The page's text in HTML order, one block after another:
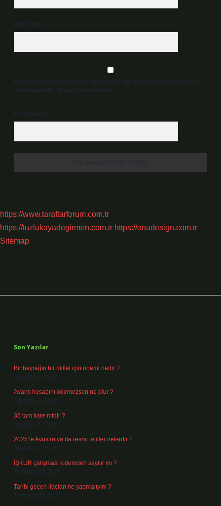
Web Sitesi
Daha sonraki yorumlarımda kullanılması için adım, e-posta adresim ve
site adresim bu tarayıcıya kaydedilsin.
6 + 2 kaçtır? *
https://www.taraftarforum.com.tr
https://tuzlukayadegirmen.com.tr https://onadesign.com.tr
Sitemap
Son Yazılar
Bir bayrağın bir millet için önemi nedir ?
Ağustos 6, 2026
Avans hesabını ödemezsen ne olur ?
Ağustos 4, 2026
36 tam kare midir ?
Ağustos 3, 2026
2025’te Avustralya’da resmi tatiller nelerdir ?
Ağustos 3, 2026
İŞKUR çalışması kıdemden sayılır mı ?
Temmuz 30, 2026
Tarihi geçen ilaçları ne yapmalıyım ?
Temmuz 28, 2026